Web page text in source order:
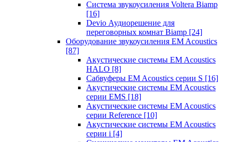
Система звукоусиления Voltera Biamp
[16]
Devio Аудиорешение для
переговорных комнат Biamp [24]
Оборудование звукоусиления EM Acoustics
[87]
Акустические системы EM Acoustics
HALO [8]
Сабвуферы EM Acoustics серии S [16]
Акустические системы EM Acoustics
серии EMS [18]
Акустические системы EM Acoustics
серии Reference [10]
Акустические системы EM Acoustics
серии i [4]